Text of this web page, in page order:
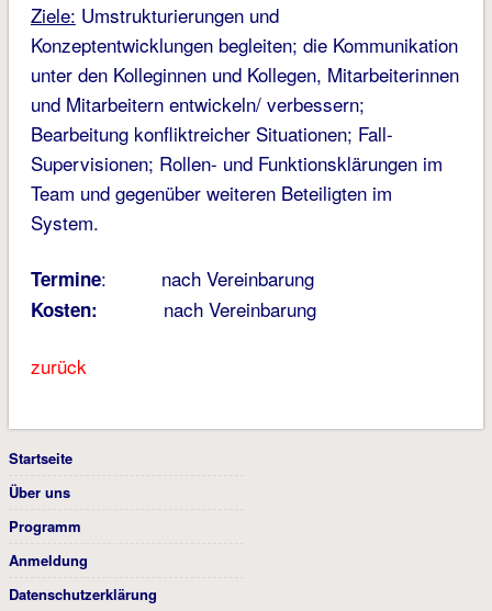
Ziele: Umstrukturierungen und
Konzeptentwicklungen begleiten; die Kommunikation
unter den Kolleginnen und Kollegen, Mitarbeiterinnen
und Mitarbeitern entwickeln/ verbessern;
Bearbeitung konfliktreicher Situationen; Fall-
Supervisionen; Rollen- und Funktionsklärungen im
Team und gegenüber weiteren Beteiligten im
System.
Termine: nach Vereinbarung
Kosten: nach Vereinbarung
zurück
Startseite
Über uns
Programm
Anmeldung
Datenschutzerklärung